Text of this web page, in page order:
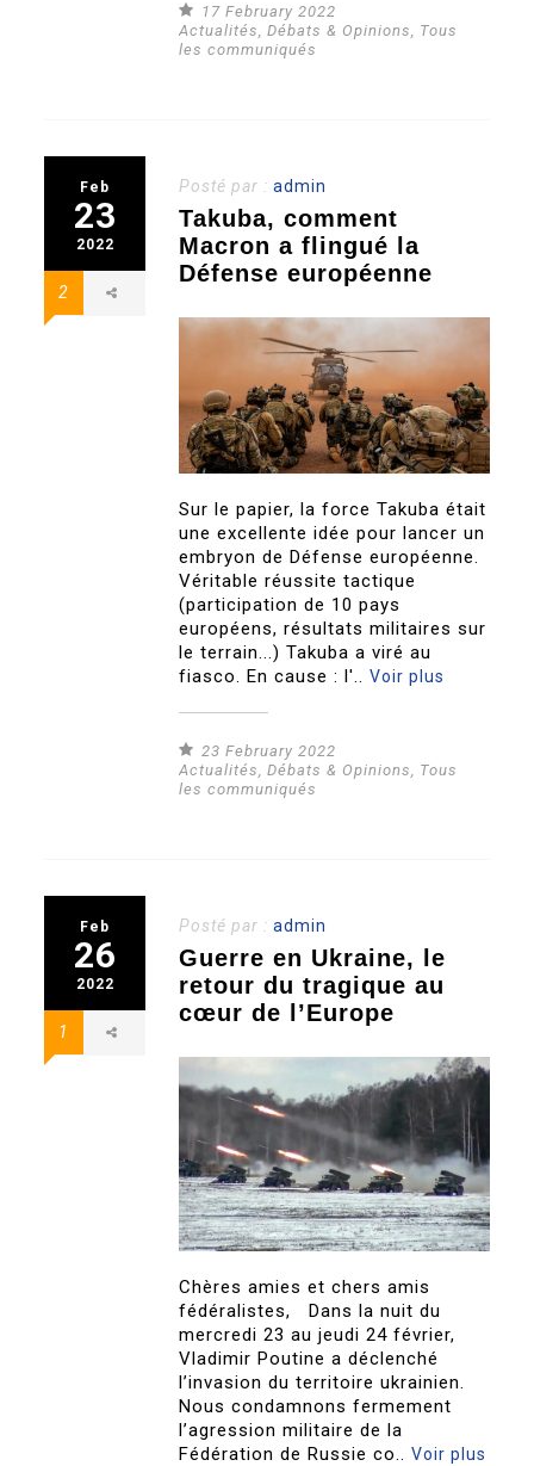
17 February 2022
Actualités ,Débats & Opinions
Tous
les communiqués
Feb
23
2022
2
Posté par :admin
Takuba, comment
Macron a flingué la
Défense européenne
Sur le papier, la force Takuba était
une excellente idée pour lancer un
embryon de Défense européenne.
Véritable réussite tactique
(participation de 10 pays
européens, résultats militaires sur
le terrain...) Takuba a viré au
fiasco. En cause : l'..Voir plus
23 February 2022
Actualités,Débats & Opinions, Tous
les communiqués
Feb
26
2022
1
Posté par :admin
Guerre en Ukraine, le
retour du tragique au
cœur de l’Europe
Chères amies et chers amis
fédéralistes, Dans la nuit du
mercredi 23 au jeudi 24 février,
Vladimir Poutine a déclenché
l’invasion du territoire ukrainien.
Nous condamnons fermement
l’agression militaire de la
Fédération de Russie co..Voir plus